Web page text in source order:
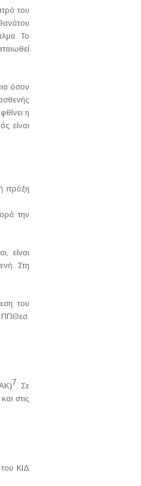
του
Το
όσον
η
είναι
πράξη
την
είναι
Στη
του
ΠΠΘεσ.
7 . Σε
στις
ΚΙΔ